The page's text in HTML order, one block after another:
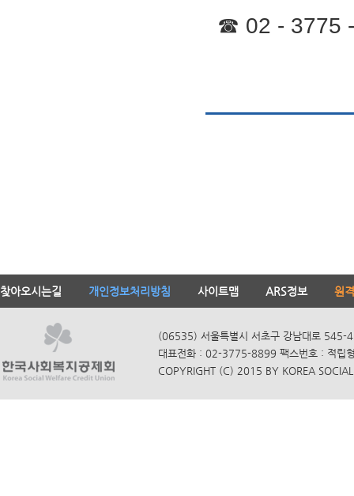
☎ 02 - 3775
찾아오시는길 개인정보처리방침 사이트맵 ARS정보 원
(06535) 서울특별시 서초구 강남대로 545-
대표전화 : 02-3775-8899 팩스번호 : 적립
COPYRIGHT (C) 2015 BY KOREA SOCIAL